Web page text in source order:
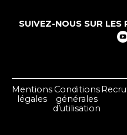
SUIVEZ-NOUS SUR LES
Mentions
légales
Conditions
générales
d’utilisation